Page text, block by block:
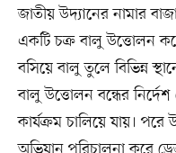
জাতীয় উদ্যানের নামার
একটি চক্র বালু উত্তোলন
বসিয়ে বালু তুলে বিভিন্ন
বালু উত্তোলন বন্ধের
কার্যক্রম চালিয়ে যায়।